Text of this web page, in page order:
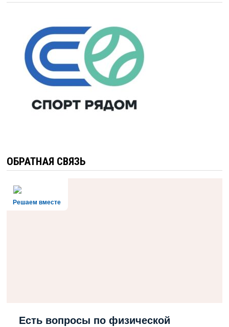
ОБРАТНАЯ СВЯЗЬ
Решаем вместе
Есть вопросы по физической